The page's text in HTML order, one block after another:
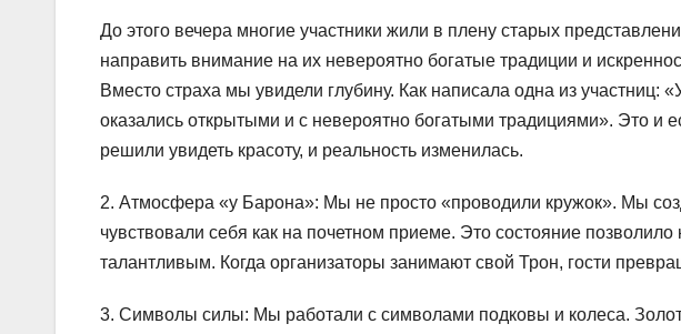
До этого вечера многие участники жили в плену старых
направить внимание на их невероятно богатые традиции и
Вместо страха мы увидели глубину. Как написала одна из
оказались открытыми и с невероятно богатыми традициями». Это
решили увидеть красоту, и реальность изменилась.
2. Атмосфера «у Барона»: Мы не просто «проводили кружок». Мы
чувствовали себя как на почетном приеме. Это состояние
талантливым. Когда организаторы занимают свой Трон, гости
3. Символы силы: Мы работали с символами подковы и колеса.